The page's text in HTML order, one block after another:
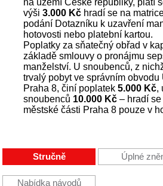
na území České republiky, platí
výši3.000 Kč hradí se na
podání Dotazníku k uzavření
hotovosti nebo platební kartou.
Poplatky za sňatečný obřad v
základě smlouvy o pronájmu
manželství. U snoubenců, z
trvalý pobyt ve správním obvodu
Praha 8, činí poplatek5.000 Kč,
snoubenců 10.000 Kč – hradí
městské části Praha 8 pouze v
Stručně Úplné
Nabídka návodů